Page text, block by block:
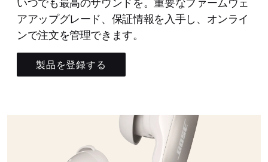
いつでも最高のサウンドを。重要なファームウェ
アアップグレード、保証情報を入手し、オンライ
ンで注文を管理できます。
製品を登録する